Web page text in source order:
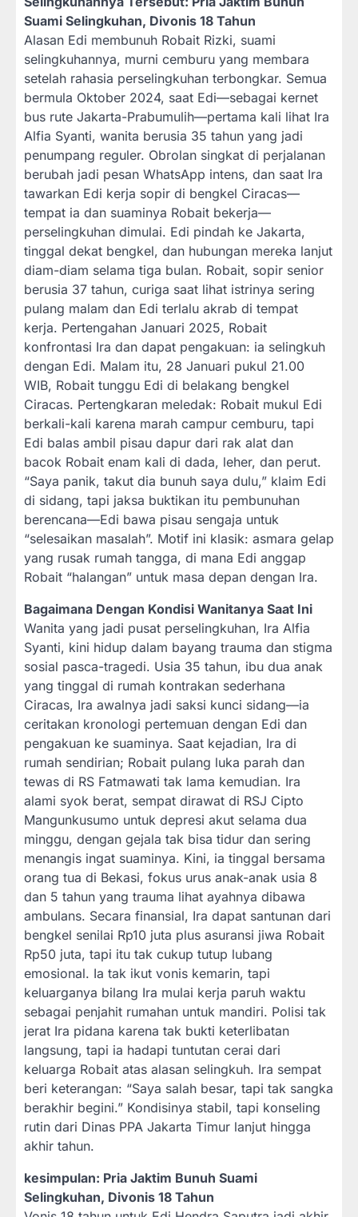
Suami Selingkuhan, Divonis 18 Tahun
Alasan Edi membunuh Robait Rizki, suami
selingkuhannya, murni cemburu yang membara
setelah rahasia perselingkuhan terbongkar. Semua
bermula Oktober 2024, saat Edi—sebagai kernet
bus rute Jakarta-Prabumulih—pertama kali lihat Ira
Alfia Syanti, wanita berusia 35 tahun yang jadi
penumpang reguler. Obrolan singkat di perjalanan
berubah jadi pesan WhatsApp intens, dan saat Ira
tawarkan Edi kerja sopir di bengkel Ciracas—
tempat ia dan suaminya Robait bekerja—
perselingkuhan dimulai. Edi pindah ke Jakarta,
tinggal dekat bengkel, dan hubungan mereka lanjut
diam-diam selama tiga bulan. Robait, sopir senior
berusia 37 tahun, curiga saat lihat istrinya sering
pulang malam dan Edi terlalu akrab di tempat
kerja. Pertengahan Januari 2025, Robait
konfrontasi Ira dan dapat pengakuan: ia selingkuh
dengan Edi. Malam itu, 28 Januari pukul 21.00
WIB, Robait tunggu Edi di belakang bengkel
Ciracas. Pertengkaran meledak: Robait mukul Edi
berkali-kali karena marah campur cemburu, tapi
Edi balas ambil pisau dapur dari rak alat dan
bacok Robait enam kali di dada, leher, dan perut.
“Saya panik, takut dia bunuh saya dulu,” klaim Edi
di sidang, tapi jaksa buktikan itu pembunuhan
berencana—Edi bawa pisau sengaja untuk
“selesaikan masalah”. Motif ini klasik: asmara gelap
yang rusak rumah tangga, di mana Edi anggap
Robait “halangan” untuk masa depan dengan Ira.
Bagaimana Dengan Kondisi Wanitanya Saat Ini
Wanita yang jadi pusat perselingkuhan, Ira Alfia
Syanti, kini hidup dalam bayang trauma dan stigma
sosial pasca-tragedi. Usia 35 tahun, ibu dua anak
yang tinggal di rumah kontrakan sederhana
Ciracas, Ira awalnya jadi saksi kunci sidang—ia
ceritakan kronologi pertemuan dengan Edi dan
pengakuan ke suaminya. Saat kejadian, Ira di
rumah sendirian; Robait pulang luka parah dan
tewas di RS Fatmawati tak lama kemudian. Ira
alami syok berat, sempat dirawat di RSJ Cipto
Mangunkusumo untuk depresi akut selama dua
minggu, dengan gejala tak bisa tidur dan sering
menangis ingat suaminya. Kini, ia tinggal bersama
orang tua di Bekasi, fokus urus anak-anak usia 8
dan 5 tahun yang trauma lihat ayahnya dibawa
ambulans. Secara finansial, Ira dapat santunan dari
bengkel senilai Rp10 juta plus asuransi jiwa Robait
Rp50 juta, tapi itu tak cukup tutup lubang
emosional. Ia tak ikut vonis kemarin, tapi
keluarganya bilang Ira mulai kerja paruh waktu
sebagai penjahit rumahan untuk mandiri. Polisi tak
jerat Ira pidana karena tak bukti keterlibatan
langsung, tapi ia hadapi tuntutan cerai dari
keluarga Robait atas alasan selingkuh. Ira sempat
beri keterangan: “Saya salah besar, tapi tak sangka
berakhir begini.” Kondisinya stabil, tapi konseling
rutin dari Dinas PPA Jakarta Timur lanjut hingga
akhir tahun.
kesimpulan: Pria Jaktim Bunuh Suami
Selingkuhan, Divonis 18 Tahun